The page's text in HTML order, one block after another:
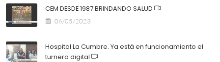
CEM DESDE 1987 BRINDANDO SALUD
06/05/2023
Hospital La Cumbre. Ya está en funcionamiento el
turnero digital